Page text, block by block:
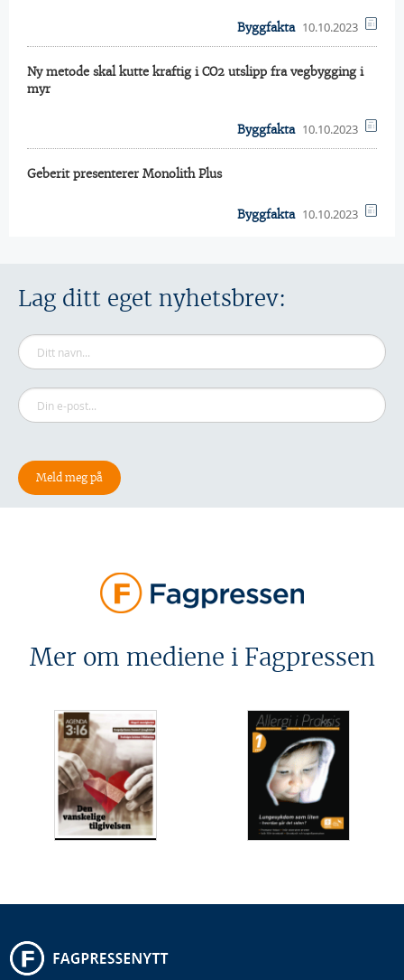
Byggfakta 10.10.2023
Ny metode skal kutte kraftig i CO2 utslipp fra vegbygging i
myr
Byggfakta 10.10.2023
Geberit presenterer Monolith Plus
Byggfakta 10.10.2023
Lag ditt eget nyhetsbrev:
Mer om mediene i Fagpressen